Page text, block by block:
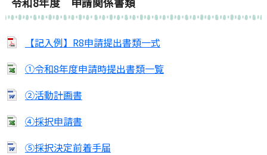
【記入例】R8申請提出書類一式
①令和8年度申請時提出書類一覧
②活動計画書
④採択申請書
⑤採択決定前着手届